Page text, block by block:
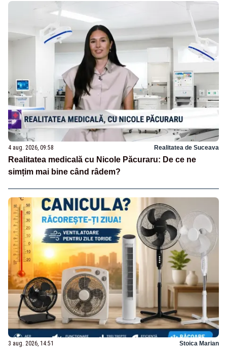
4 aug. 2026, 09:58 Realitatea de Suceava
Realitatea medicală cu Nicole Păcuraru: De ce ne
simțim mai bine când râdem?
3 aug. 2026, 14:51 Stoica Marian